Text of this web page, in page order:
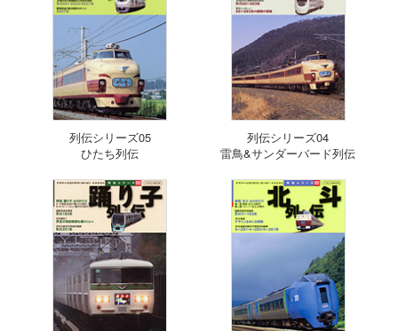
列伝シリーズ05
ひたち列伝
列伝シリーズ04
雷鳥&サンダーバード列伝